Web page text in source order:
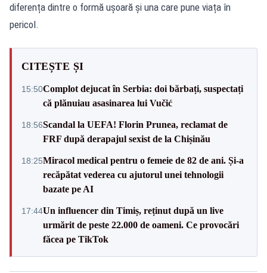
diferența dintre o formă ușoară și una care pune viața în
pericol.
CITEȘTE ȘI
15:50Complot dejucat în Serbia: doi bărbați, suspectați
că plănuiau asasinarea lui Vučić
18:56Scandal la UEFA! Florin Prunea, reclamat de
FRF după derapajul sexist de la Chișinău
18:25Miracol medical pentru o femeie de 82 de ani. Și-a
recăpătat vederea cu ajutorul unei tehnologii
bazate pe AI
17:44Un influencer din Timiș, reținut după un live
urmărit de peste 22.000 de oameni. Ce provocări
făcea pe TikTok